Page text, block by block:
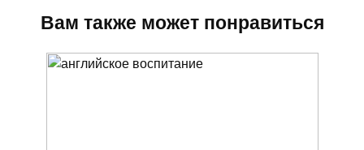
Вам также может понравиться